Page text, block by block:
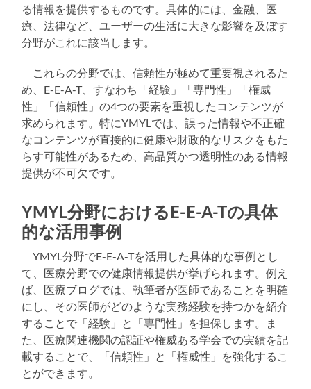
る情報を提供するものです。具体的には、金融、医
療、法律など、ユーザーの生活に大きな影響を及ぼす
分野がこれに該当します。
これらの分野では、信頼性が極めて重要視されるた
め、E-E-A-T、すなわち「経験」「専門性」「権威
性」「信頼性」の4つの要素を重視したコンテンツが
求められます。特にYMYLでは、誤った情報や不正確
なコンテンツが直接的に健康や財政的なリスクをもた
らす可能性があるため、高品質かつ透明性のある情報
提供が不可欠です。
YMYL分野におけるE-E-A-Tの具体
的な活用事例
YMYL分野でE-E-A-Tを活用した具体的な事例とし
て、医療分野での健康情報提供が挙げられます。例え
ば、医療ブログでは、執筆者が医師であることを明確
にし、その医師がどのような実務経験を持つかを紹介
することで「経験」と「専門性」を担保します。ま
た、医療関連機関の認証や権威ある学会での実績を記
載することで、「信頼性」と「権威性」を強化するこ
とができます。